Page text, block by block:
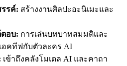
รรค์: สร้างงานศิลปะอะนิเมะและ
อบ: การเล่นบทบาทสมมติและ
คทีฟกับตัวละคร AI
เข้าถึงคลังโมเดล AI และคาถา